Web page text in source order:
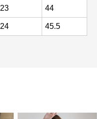
23 44
24 45.5